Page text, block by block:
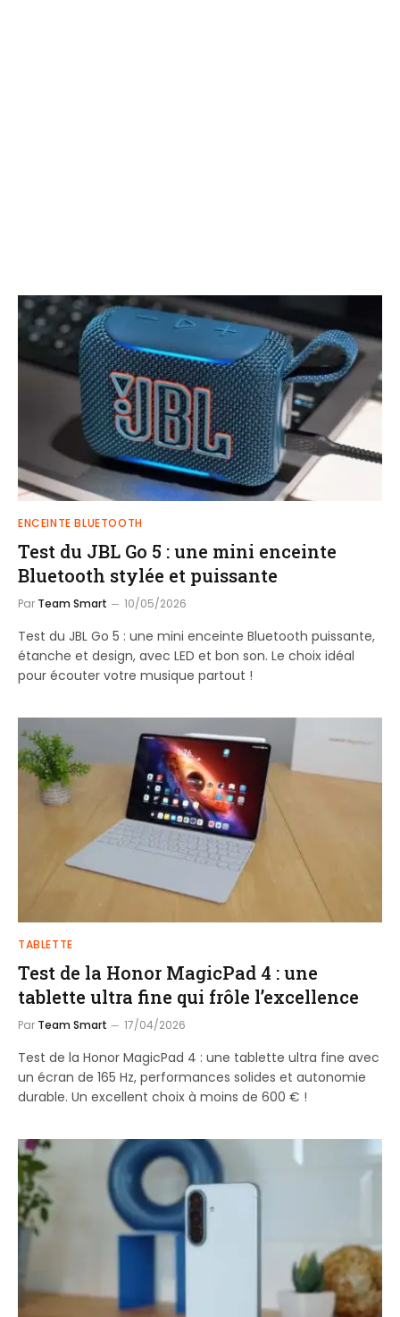
ENCEINTE BLUETOOTH
Test du JBL Go 5 : une mini enceinte
Bluetooth stylée et puissante
Par Team Smart 10/05/2026
Test du JBL Go 5 : une mini enceinte Bluetooth puissante,
étanche et design, avec LED et bon son. Le choix idéal
pour écouter votre musique partout !
TABLETTE
Test de la Honor MagicPad 4 : une
tablette ultra fine qui frôle l’excellence
Par Team Smart 17/04/2026
Test de la Honor MagicPad 4 : une tablette ultra fine avec
un écran de 165 Hz, performances solides et autonomie
durable. Un excellent choix à moins de 600 € !